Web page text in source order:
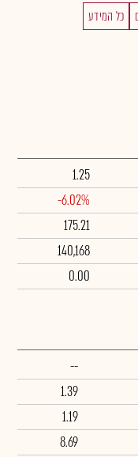
כל המידע
1.25
-6.02%
175.21
140,168
0.00
--
1.39
1.19
8.69